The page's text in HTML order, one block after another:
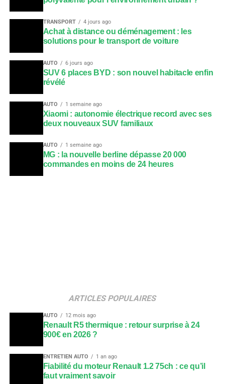
TRANSPORT 4 jours ago
Achat à distance ou déménagement : les
solutions pour le transport de voiture
AUTO 6 jours ago
SUV 6 places BYD : son nouvel habitacle enfin
révélé
AUTO 1 semaine ago
Xiaomi : autonomie électrique record avec ses
deux nouveaux SUV familiaux
AUTO 1 semaine ago
MG : la nouvelle berline dépasse 20 000
commandes en moins de 24 heures
ARTICLES POPULAIRES
AUTO 12 mois ago
Renault R5 thermique : retour surprise à 24
900€ en 2026 ?
ENTRETIEN AUTO 1 an ago
Fiabilité du moteur Renault 1.2 75ch : ce qu’il
faut vraiment savoir